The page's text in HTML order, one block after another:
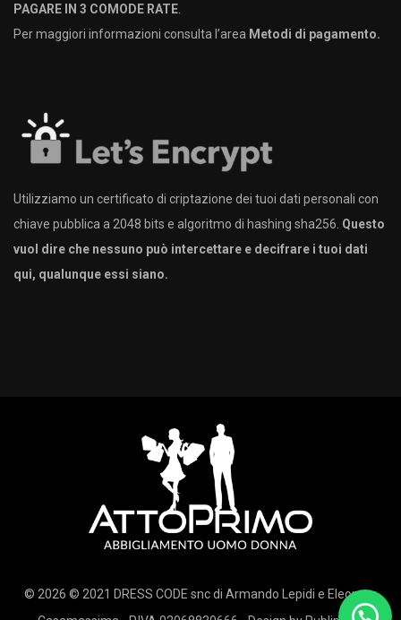
PAGARE IN 3 COMODE RATE.
Per maggiori informazioni consulta l’area Metodi di pagamento.
Utilizziamo un certificato di criptazione dei tuoi dati personali con
chiave pubblica a 2048 bits e algoritmo di hashing sha256. Questo
vuol dire che nessuno può intercettare e decifrare i tuoi dati
qui, qualunque essi siano.
© 2026 © 2021 DRESS CODE snc di Armando Lepidi e Eleonora